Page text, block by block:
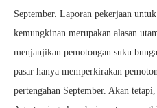
September. Laporan pekerjaan
kemungkinan merupakan alasan
menjanjikan pemotongan suku
pasar hanya memperkirakan
pertengahan September. Akan